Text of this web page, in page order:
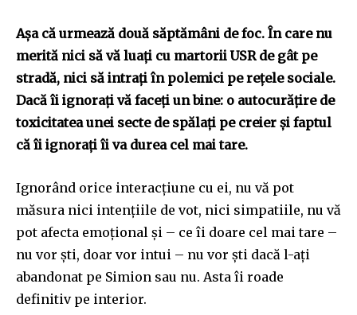
Așa că urmează două săptămâni de foc. În care nu
merită nici să vă luați cu martorii USR de gât pe
stradă, nici să intrați în polemici pe rețele sociale.
Dacă îi ignorați vă faceți un bine: o autocurățire de
toxicitatea unei secte de spălați pe creier și faptul
că îi ignorați îi va durea cel mai tare.
Ignorând orice interacțiune cu ei, nu vă pot
măsura nici intențiile de vot, nici simpatiile, nu vă
pot afecta emoțional și – ce îi doare cel mai tare –
nu vor ști, doar vor intui – nu vor ști dacă l-ați
abandonat pe Simion sau nu. Asta îi roade
definitiv pe interior.